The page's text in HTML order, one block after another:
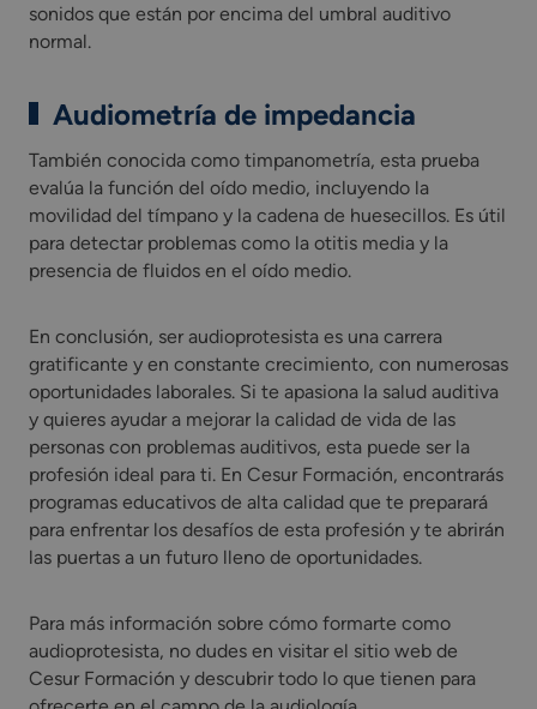
sonidos que están por encima del umbral auditivo
normal.
Audiometría de impedancia
También conocida como timpanometría, esta prueba
evalúa la función del oído medio, incluyendo la
movilidad del tímpano y la cadena de huesecillos. Es útil
para detectar problemas como la otitis media y la
presencia de fluidos en el oído medio.
En conclusión, ser audioprotesista es una carrera
gratificante y en constante crecimiento, con numerosas
oportunidades laborales. Si te apasiona la salud auditiva
y quieres ayudar a mejorar la calidad de vida de las
personas con problemas auditivos, esta puede ser la
profesión ideal para ti. En Cesur Formación, encontrarás
programas educativos de alta calidad que te preparará
para enfrentar los desafíos de esta profesión y te abrirán
las puertas a un futuro lleno de oportunidades.
Para más información sobre cómo formarte como
audioprotesista, no dudes en visitar el sitio web de
Cesur Formación y descubrir todo lo que tienen para